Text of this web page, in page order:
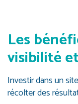
Les
visibilité
Investir dans un
récolter des